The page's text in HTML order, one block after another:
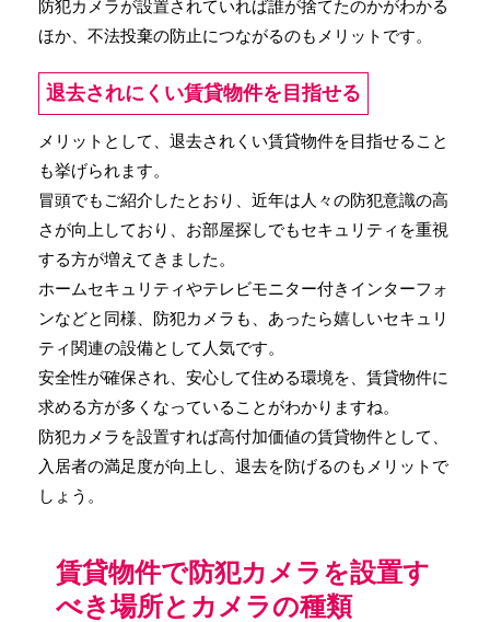
防犯カメラが設置されていれば誰が捨てたのかがわかる
ほか、不法投棄の防止につながるのもメリットです。
退去されにくい賃貸物件を目指せる
メリットとして、退去されくい賃貸物件を目指せること
も挙げられます。
冒頭でもご紹介したとおり、近年は人々の防犯意識の高
さが向上しており、お部屋探しでもセキュリティを重視
する方が増えてきました。
ホームセキュリティやテレビモニター付きインターフォ
ンなどと同様、防犯カメラも、あったら嬉しいセキュリ
ティ関連の設備として人気です。
安全性が確保され、安心して住める環境を、賃貸物件に
求める方が多くなっていることがわかりますね。
防犯カメラを設置すれば高付加価値の賃貸物件として、
入居者の満足度が向上し、退去を防げるのもメリットで
しょう。
賃貸物件で防犯カメラを設置す
べき場所とカメラの種類